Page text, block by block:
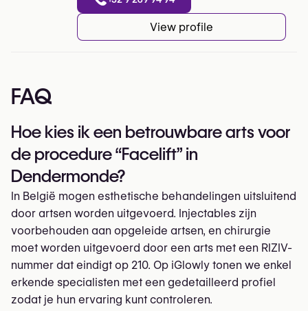
View profile
FAQ
Hoe kies ik een betrouwbare arts voor
de procedure “Facelift” in
Dendermonde?
In België mogen esthetische behandelingen uitsluitend
door artsen worden uitgevoerd. Injectables zijn
voorbehouden aan opgeleide artsen, en chirurgie
moet worden uitgevoerd door een arts met een RIZIV-
nummer dat eindigt op 210. Op iGlowly tonen we enkel
erkende specialisten met een gedetailleerd profiel
zodat je hun ervaring kunt controleren.